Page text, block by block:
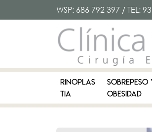
WSP: 686 792 397 / TEL:
RINOPLAS
TIA
SOBREPESO
OBESIDAD